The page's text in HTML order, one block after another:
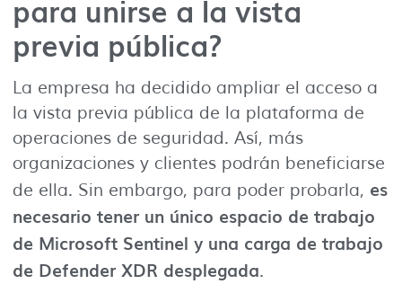
para unirse a la vista
previa pública?
La empresa ha decidido ampliar el acceso a
la vista previa pública de la plataforma de
operaciones de seguridad. Así, más
organizaciones y clientes podrán beneficiarse
de ella. Sin embargo, para poder probarla, es
necesario tener un único espacio de trabajo
de Microsoft Sentinel y una carga de trabajo
de Defender XDR desplegada.